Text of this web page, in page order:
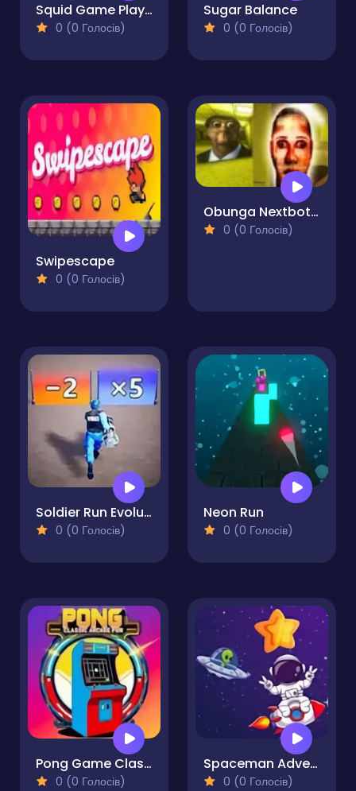
Squid Game Player 456 Sliding
0 (0 Голосів)
Sugar Balance
0 (0 Голосів)
Swipescape
0 (0 Голосів)
Obunga Nextbots Sliding Puzzle
0 (0 Голосів)
Soldier Run Evolution
0 (0 Голосів)
Neon Run
0 (0 Голосів)
Pong Game Classic Arcade Fun!
0 (0 Голосів)
Spaceman Adventure
0 (0 Голосів)